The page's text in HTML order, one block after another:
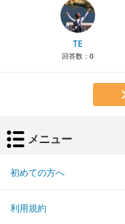
TE
回答数： 0
メニュー
初めての方へ
利用規約